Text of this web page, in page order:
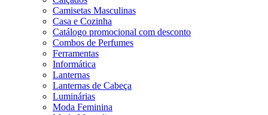
Camisetas Masculinas
Casa e Cozinha
Catálogo promocional com desconto
Combos de Perfumes
Ferramentas
Informática
Lanternas
Lanternas de Cabeça
Luminárias
Moda Feminina